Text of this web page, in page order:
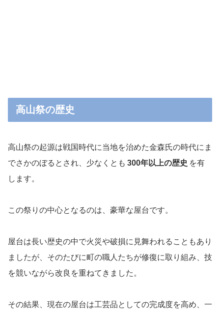
高山祭の歴史
高山祭の起源は戦国時代に当地を治めた金森氏の時代にま
でさかのぼるとされ、少なくとも 300年以上の歴史 を有
します。
この祭りの中心となるのは、豪華な屋台です。
屋台は長い歴史の中で火災や破損に見舞われることもあり
ましたが、そのたびに町の職人たちが修復に取り組み、技
を競いながら改良を重ねてきました。
その結果、現在の屋台は工芸品としての完成度を高め、一